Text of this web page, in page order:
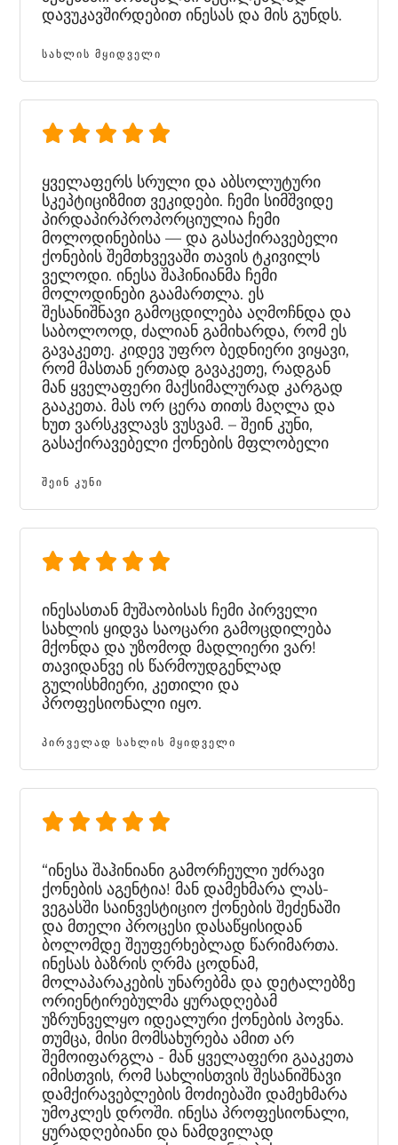
დავუკავშირდებით ინესას და მის გუნდს.
ᲡᲐᲮᲚᲘᲡ ᲛᲧᲘᲓᲕᲔᲚᲘ
ყველაფერს სრული და აბსოლუტური
სკეპტიციზმით ვეკიდები. ჩემი სიმშვიდე
პირდაპირპროპორციულია ჩემი
მოლოდინებისა — და გასაქირავებელი
ქონების შემთხვევაში თავის ტკივილს
ველოდი. ინესა შაჰინიანმა ჩემი
მოლოდინები გაამართლა. ეს
შესანიშნავი გამოცდილება აღმოჩნდა და
საბოლოოდ, ძალიან გამიხარდა, რომ ეს
გავაკეთე. კიდევ უფრო ბედნიერი ვიყავი,
რომ მასთან ერთად გავაკეთე, რადგან
მან ყველაფერი მაქსიმალურად კარგად
გააკეთა. მას ორ ცერა თითს მაღლა და
ხუთ ვარსკვლავს ვუსვამ. – შეინ კუნი,
გასაქირავებელი ქონების მფლობელი
ᲨᲔᲘᲜ ᲙᲣᲜᲘ
ინესასთან მუშაობისას ჩემი პირველი
სახლის ყიდვა საოცარი გამოცდილება
მქონდა და უზომოდ მადლიერი ვარ!
თავიდანვე ის წარმოუდგენლად
გულისხმიერი, კეთილი და
პროფესიონალი იყო.
ᲞᲘᲠᲕᲔᲚᲐᲓ ᲡᲐᲮᲚᲘᲡ ᲛᲧᲘᲓᲕᲔᲚᲘ
“ინესა შაჰინიანი გამორჩეული უძრავი
ქონების აგენტია! მან დამეხმარა ლას-
ვეგასში საინვესტიციო ქონების შეძენაში
და მთელი პროცესი დასაწყისიდან
ბოლომდე შეუფერხებლად წარიმართა.
ინესას ბაზრის ღრმა ცოდნამ,
მოლაპარაკების უნარებმა და დეტალებზე
ორიენტირებულმა ყურადღებამ
უზრუნველყო იდეალური ქონების პოვნა.
თუმცა, მისი მომსახურება ამით არ
შემოიფარგლა - მან ყველაფერი გააკეთა
იმისთვის, რომ სახლისთვის შესანიშნავი
დამქირავებლების მოძიებაში დამეხმარა
უმოკლეს დროში. ინესა პროფესიონალი,
ყურადღებიანი და ნამდვილად